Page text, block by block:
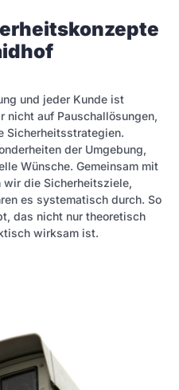
und jeder Kunde ist
auf Pauschallösungen,
Sicherheitsstrategien.
der Umgebung,
Wünsche. Gemeinsam mit
die Sicherheitsziele,
es systematisch durch. So
das nicht nur theoretisch
wirksam ist.